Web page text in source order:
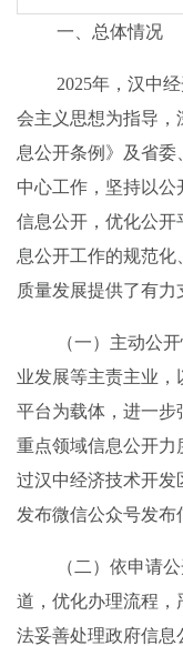
一、总体情况
2025年， 汉中
会主义思想为指导，
息公开条例 》
及省委
中心工作 ， 坚持以公
信息公开，优化公开
息公开工作的规范
质量发展提供了有力
（一）主动公开
业发展等主责主业，
平台为载体 ， 进一步
重点领域信息公开力
过汉中经济技术开发
发布微信公众号发布
（二）依申请公
道，优化办理流程，
法妥善处理政府信息